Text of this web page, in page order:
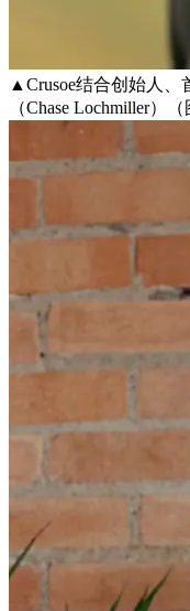
▲Crusoe结合创始人、
（Chase Lochmiller）